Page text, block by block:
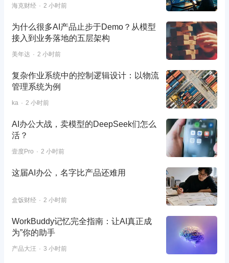
海克财经 2 小时前
为什么很多AI产品止步于Demo？从模型
接入到业务落地的五层架构
美年达 2 小时前
复杂作业系统中的控制逻辑设计：以物流
管理系统为例
ka 2 小时前
AI办公大战，卖模型的DeepSeek们怎么
活？
壹度Pro 2 小时前
这届AI办公，名字比产品还难用
盒饭财经 2 小时前
WorkBuddy记忆完全指南：让AI真正成
为”你的助手
产品大汪 3 小时前